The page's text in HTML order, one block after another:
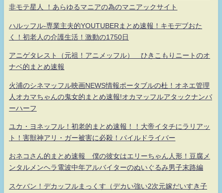
非モテ星人 ！あらゆるマニアの為のマニアックサイト
ハルッフル-専業主夫的YOUTUBERまとめ速報！キモデブおた
く！初老人の介護生活！激動の1750日
アニゲタレスト（元祖！アニメッフル） ひきこもりニートのオ
ナベ的まとめ速報
火浦のシネマッフル映画NEWS情報ポータブルの杜！オネエ管理
人オカマちゃんの鬼女的まとめ速報!オカマッフルアタックナンバ
ーハーフ
ユカ・ヨネッフル！初老的まとめ速報！！大帝イタチにラリアッ
ト！害獣神アリ・ガー被害に必殺！パイルドライバー
おネコさん的まとめ速報 僕の彼女はエリーちゃん人形！豆腐メ
ンタルメンヘラ電波中年アルバイターのぬいぐるみ男子末路編
スケバン！デカッフルまっくす（デカい強い2次元嫁だいすき子